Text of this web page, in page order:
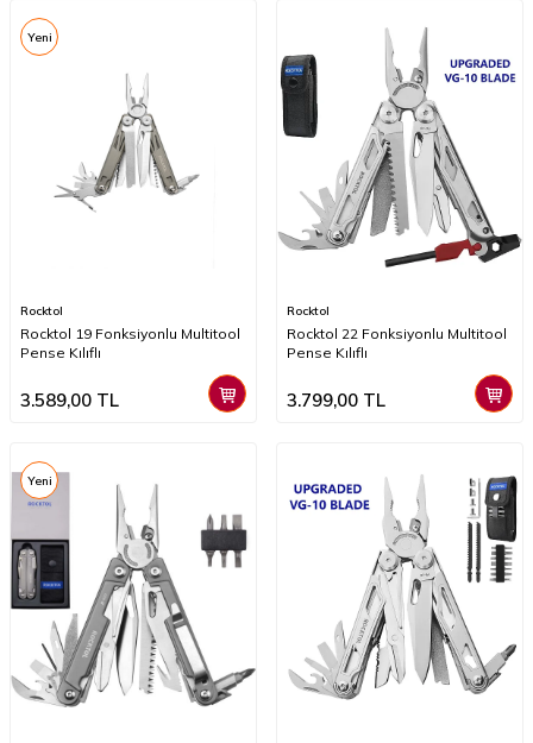
Yeni
Rocktol
Rocktol 19 Fonksiyonlu Multitool
Pense Kılıflı
3.589,00 TL
Rocktol
Rocktol 22 Fonksiyonlu Multitool
Pense Kılıflı
3.799,00 TL
Yeni